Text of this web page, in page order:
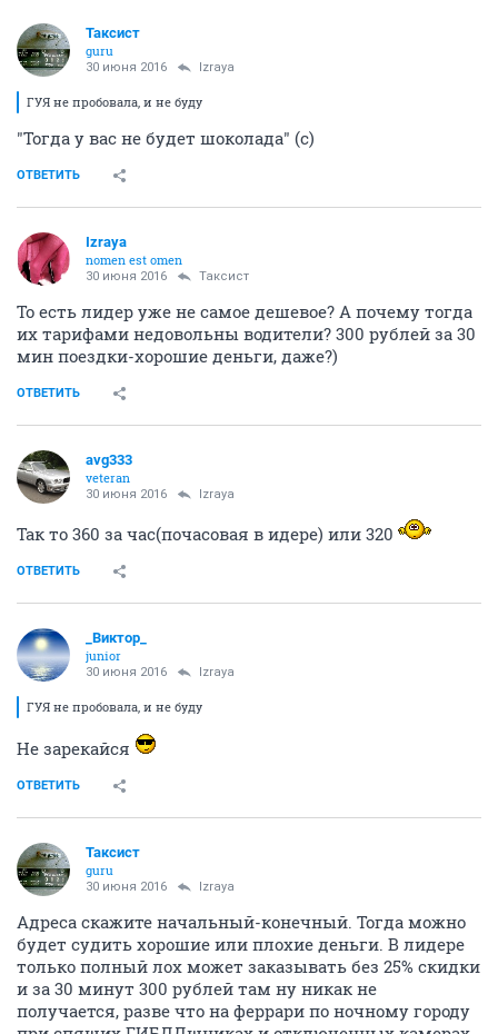
Таксист
guru
30 июня 2016 Izraya
ГУЯ не пробовала, и не буду
"Тогда у вас не будет шоколада" (с)
ОТВЕТИТЬ
Izraya
nomen est omen
30 июня 2016 Таксист
То есть лидер уже не самое дешевое? А почему тогда
их тарифами недовольны водители? 300 рублей за 30
мин поездки-хорошие деньги, даже?)
ОТВЕТИТЬ
avg333
veteran
30 июня 2016 Izraya
Так то 360 за час(почасовая в идере) или 320
ОТВЕТИТЬ
_Виктор_
juniоr
30 июня 2016 Izraya
ГУЯ не пробовала, и не буду
Не зарекайся
ОТВЕТИТЬ
Таксист
guru
30 июня 2016 Izraya
Адреса скажите начальный-конечный. Тогда можно
будет судить хорошие или плохие деньги. В лидере
только полный лох может заказывать без 25% скидки
и за 30 минут 300 рублей там ну никак не
получается, разве что на феррари по ночному городу